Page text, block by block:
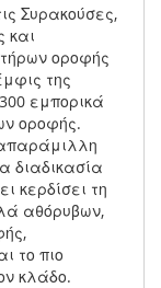
Συρακούσες,
και
οροφής
της
εμπορικά
οροφής.
διαδικασία
κερδίσει τη
αθόρυβων,
το πιο
κλάδο.